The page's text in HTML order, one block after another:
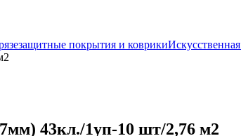
покрытия и коврикиИскусственная
43кл./1уп-10 шт/2,76 м2